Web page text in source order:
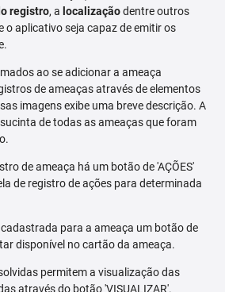
registro, a localizaçãodentre outros
o aplicativo seja capaz de emitir os
ao se adicionar a ameaça
de ameaças através de elementos
imagens exibe uma breve descrição. A
de todas as ameaças que foram
de ameaça há um botão de 'AÇÕES'
de registro de ações para determinada
para a ameaça um botão de
disponível no cartão da ameaça.
permitem a visualização das
através do botão 'VISUALIZAR'.